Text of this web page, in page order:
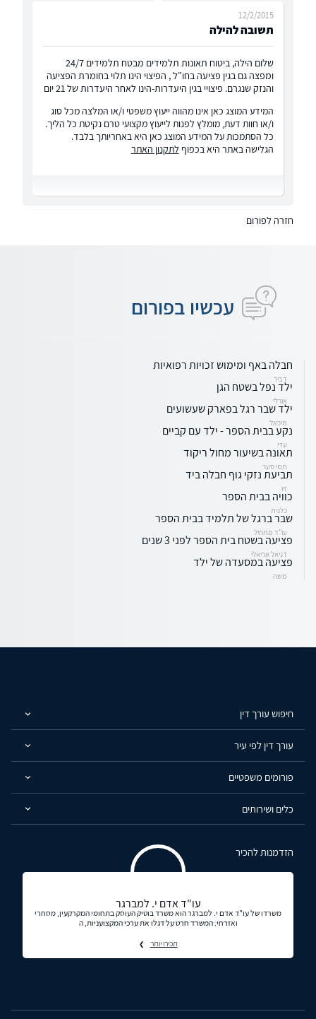
תשובה להילה
12/2/2015
שלום הילה, ביטוח תאונות תלמידים מבטח תלמידים 24/7
ומפצה גם בגין פציעה בחו"ל , הפיצוי הינו תלוי בחומרת הפציעה
והנזק שנגרם. פיצויי בגין היעדרות-הינו לאחר היעדרות של 21 יום
המידע המוצג כאן אינו מהווה ייעוץ משפטי ו/או המלצה מכל סוג
ו/או חוות דעת, מומלץ לפנות לייעוץ מקצועי טרם נקיטת כל הליך.
כל הסתמכות על המידע המוצג כאן היא באחריותך בלבד.
הגלישה באתר היא בכפוף לתקנון האתר
חזרה לפורום
עכשיו בפורום
חבלה באף ומימוש זכויות רפואיות
דביר
ילד נפל בשטח הגן
אורלי
ילד שבר רגל בפארק שעשועים
מיכאל
נקע בבית הספר - ילד עם קביים
עדי
תאונה בשיעור מחול ריקוד
תמי סער
תביעת נזקי גוף חבלה ביד
זיו
כוויה בבית הספר
כלנית
שבר ברגל של תלמיד בבית הספר
עו"ד מתחיל
פציעה בשטח בית הספר לפני 3 שנים
דניאל אריאלי
פציעה במסעדה של ילד
משה
חיפוש עורך דין
עורך דין לפי עיר
פורומים משפטיים
כלים ושירותים
הזדמנות להכיר
עו"ד אדם י. למברגר
משרדו של עו"ד אדם י. למברגר הוא משרד בוטיק העוסק בתחומי המקרקעין, מסחרי
ואזרחי. המשרד חרט על דגלו את ערכי המקצועניות, ה
תכירו יותר